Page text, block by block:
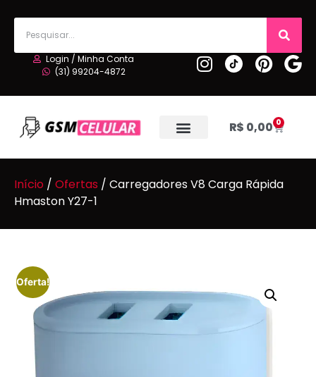
Login / Minha Conta
(31) 99204-4872
R$ 0,00 0
Início / Ofertas / Carregadores V8 Carga Rápida
Hmaston Y27-1
Oferta!